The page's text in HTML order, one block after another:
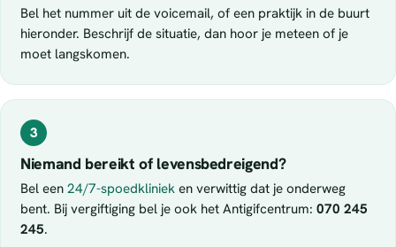
Bel het nummer uit de voicemail, of een praktijk in de buurt
hieronder. Beschrijf de situatie, dan hoor je meteen of je
moet langskomen.
3
Niemand bereikt of levensbedreigend?
Bel een 24/7-spoedkliniek en verwittig dat je onderweg
bent. Bij vergiftiging bel je ook het Antigifcentrum: 070 245
245.